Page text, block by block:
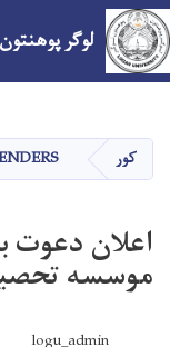
لوګر پوهنتون
کور
اعلان دعوت
موسسه
logu_admin